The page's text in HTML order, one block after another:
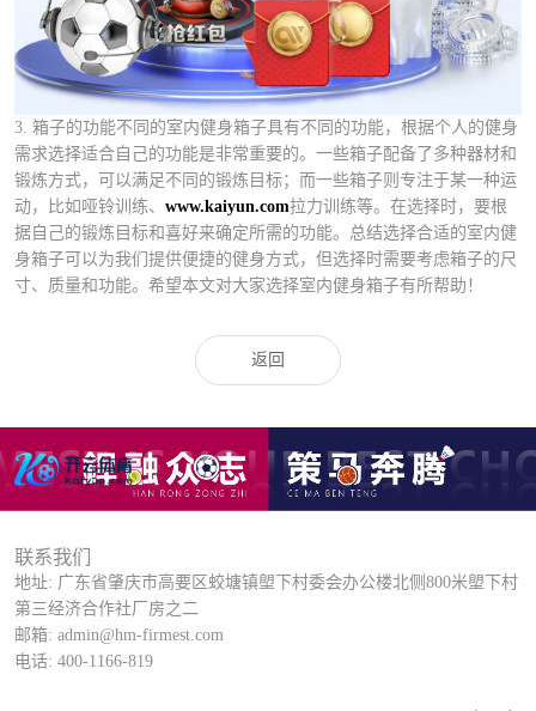
3. 箱子的功能不同的室内健身箱子具有不同的功能，根据个人的健身
需求选择适合自己的功能是非常重要的。一些箱子配备了多种器材和
锻炼方式，可以满足不同的锻炼目标；而一些箱子则专注于某一种运
动，比如哑铃训练、 www.kaiyun.com拉力训练等。在选择时，要根
据自己的锻炼目标和喜好来确定所需的功能。总结选择合适的室内健
身箱子可以为我们提供便捷的健身方式，但选择时需要考虑箱子的尺
寸、质量和功能。希望本文对大家选择室内健身箱子有所帮助！
返回
联系我们
地址: 广东省肇庆市高要区蛟塘镇塱下村委会办公楼北侧800米塱下村
第三经济合作社厂房之二
邮箱: admin@hm-firmest.com
电话: 400-1166-819